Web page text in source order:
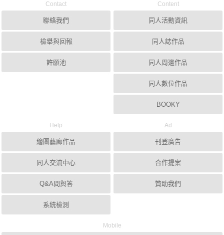
Contact
聯絡我們
檢舉與回報
許願池
Content
同人活動資訊
同人誌作品
同人周邊作品
同人數位作品
BOOKY
Help
繪圖藝廊作品
同人交流中心
Q&A問與答
系統檢測
Ad
刊登廣告
合作提案
贊助我們
Mobile